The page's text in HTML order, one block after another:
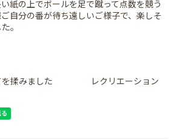
紙の上でボールを足で蹴って点数を競う
自分の番が待ち遠しいご様子で、楽しそ
。
揉みました レクリエーション